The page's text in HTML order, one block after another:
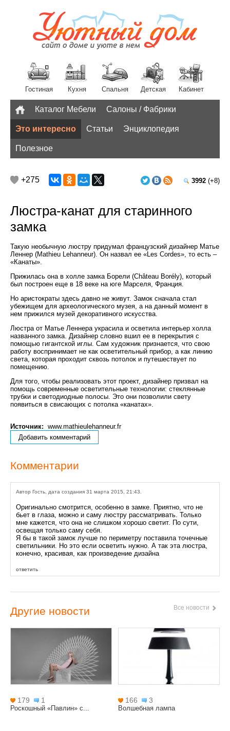
Гостиная Кухня Спальня Детская Кабинет
Разное
Каталог Мебели Салоны / Фабрики
Это интересно Статьи Энциклопедия
Полезное
3992 (+8)
+275
Люстра-канат для старинного
замка
Такую необычную люстру придумал французский дизайнер Матье
Леннер (Mathieu Lehanneur). Он назвал ее «Les Cordes», то есть –
«Канаты».
Прижилась она в холле замка Борели (Château Borély), который
был построен еще в 18 веке на юге Марселя, Франция.
Но аристократы здесь давно не живут. Замок сначала стал
убежищем для археологического музея, а на данный момент в
нем прижился музей декоративного искусства.
Люстра от Матье Леннера украсила и осветила интерьер холла
названного замка. Дизайнер словно вшил ее в перекрытия с
помощью гигантской иглы. Сам художник признается, что свою
работу воспринимает не как осветительный прибор, а как линию
света, которая проходит сквозь потолок и путешествует по
помещению.
Для того, чтобы реализовать этот проект, дизайнер призвал на
помощь современные осветительные технологии: стеклянные
трубки и светодиодные полосы. Это они позволили свету
появиться в свисающих с потолка «канатах».
Источник: www.mathieulehanneur.fr
Добавить комментарий
Комментарии
Автор Гость, дата создания 31 марта 2015, 21:43.
Оригинально смотрится, особенно в замке. Приятно, что не
бьет в глаза, можно и саму люстру рассматривать. Только
мне кажется, что она не слишком хорошо светит. По сути,
освещая только саму себя.
Я бы в такой замок лучше по периметру поставила точечные
светильники. Но это если осветить нужно. А так эта люстра,
конечно, красивая, как произведение дизайна
ответить
Другие новости
179 1
Роскошный «Павлин» с...
166 3
Волшебная лампа
Все новости